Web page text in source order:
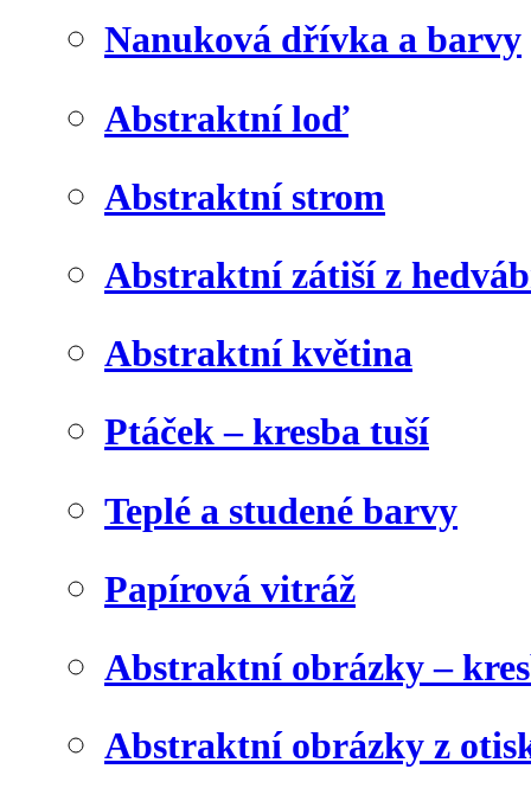
Nanuková dřívka a barvy
Abstraktní loď
Abstraktní strom
Abstraktní zátiší z
Abstraktní květina
Ptáček – kresba tuší
Teplé a studené barvy
Papírová vitráž
Abstraktní obrázky –
Abstraktní obrázky z